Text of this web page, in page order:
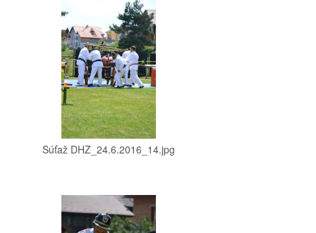
Súťaž DHZ_24.6.2016_14.jpg